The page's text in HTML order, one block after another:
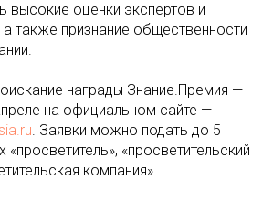
высокие оценки экспертов и
также признание общественности
награды Знание.Премия —
на официальном сайте —
. Заявки можно подать до 5
«просветитель», «просветительский
компания».